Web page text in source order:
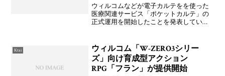
ウィルコムなどが電子カルテをを使った
医療関連サービス「ポケットカルテ」の
正式運用を開始したことを発表していま
ィ・センターの健康・医療・福祉分野情
報化プロジェクト「どこカル
Ktai
ウィルコム「W-ZERO3シリー
ズ」向け育成型アクション
RPG「フラン」が提供開始